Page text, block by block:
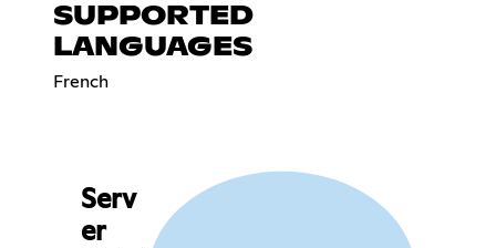
SUPPORTED
LANGUAGES
French
Serv
er